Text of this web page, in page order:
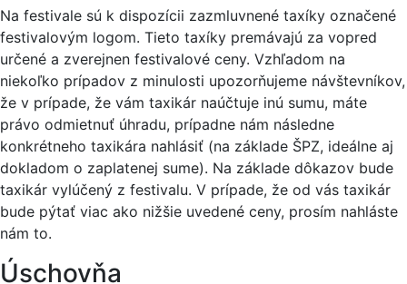
Na festivale sú k dispozícii zazmluvnené taxíky označené
festivalovým logom. Tieto taxíky premávajú za vopred
určené a zverejnen festivalové ceny. Vzhľadom na
niekoľko prípadov z minulosti upozorňujeme návštevníkov,
že v prípade, že vám taxikár naúčtuje inú sumu, máte
právo odmietnuť úhradu, prípadne nám následne
konkrétneho taxikára nahlásiť (na základe ŠPZ, ideálne aj
dokladom o zaplatenej sume). Na základe dôkazov bude
taxikár vylúčený z festivalu. V prípade, že od vás taxikár
bude pýtať viac ako nižšie uvedené ceny, prosím nahláste
nám to.
Úschovňa